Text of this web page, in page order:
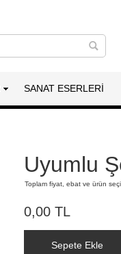
SANAT ESERLERI
Uyumlu
Toplam fiyat, ebat ve ürün
0,00 TL
Sepete Ekle